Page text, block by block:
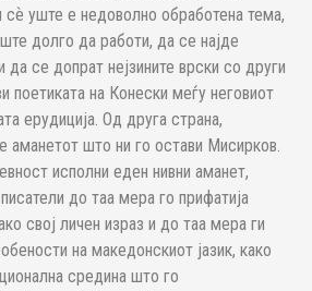
сѐ уште е недоволно обработена тема,
долго да работи, да се најде
да се допрат нејзините врски со други
поетиката на Конески меѓу неговиот
ерудиција. Од друга страна,
аманетот што ни го остави Мисирков.
исполни еден нивни аманет,
до таа мера го прифатија
свој личен израз и до таа мера ги
на македонскиот јазик, како
средина што го